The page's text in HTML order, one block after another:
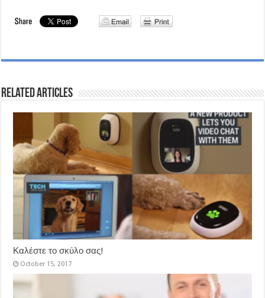
Related Articles
Καλέστε το σκύλο σας!
October 15, 2017